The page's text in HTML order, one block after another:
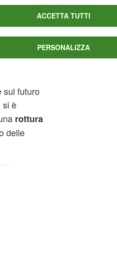
a
sul futuro
si è
rottura
delle
ACCETTA TUTTI
PERSONALIZZA